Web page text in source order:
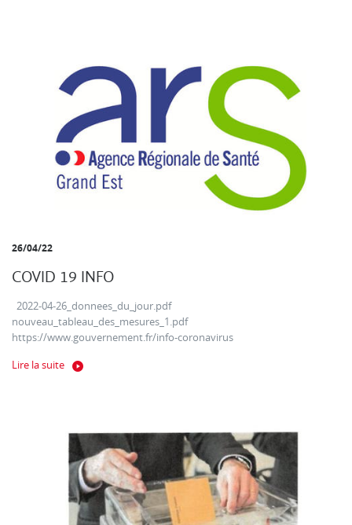
26/04/22
COVID 19 INFO
2022-04-26_donnees_du_jour.pdf
nouveau_tableau_des_mesures_1.pdf
https://www.gouvernement.fr/info-coronavirus
Lire la suite